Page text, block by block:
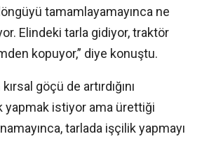
tamamlayamayınca ne
Elindeki tarla gidiyor, traktör
kopuyor,” diye konuştu.
göçü de artırdığını
yapmak istiyor ama ürettiği
tarlada işçilik yapmayı